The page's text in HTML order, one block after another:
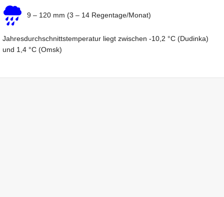
9 – 120 mm (3 – 14 Regentage/Monat)
Jahresdurchschnittstemperatur liegt zwischen -10,2 °C (Dudinka)
und 1,4 °C (Omsk)